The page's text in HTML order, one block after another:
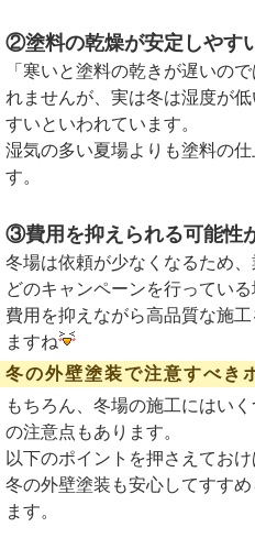
②塗料の乾燥が安定しやす
「寒いと塗料の乾きが遅いの
れませんが、実は冬は湿度が
すいといわれています。
湿気の多い夏場よりも塗料の
す。
③費用を抑えられる可能性
冬場は依頼が少なくなるため
どのキャンペーンを行っている
費用を抑えながら高品質な施
ますね
冬の外壁塗装で注意すべき
もちろん、冬場の施工にはい
の注意点もあります。
以下のポイントを押さえておけ
冬の外壁塗装も安心してすす
ます。